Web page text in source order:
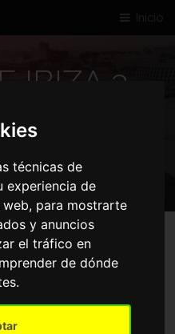
técnicas de
experiencia de
web, para mostrarte
y anuncios
el tráfico en
de dónde
Inicio
IBIZA 3
DE IBIZA 3